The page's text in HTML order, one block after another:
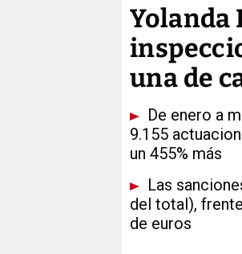
Yolanda
una de
De enero a
9.155
un 455% más
Las
del total),
de euros